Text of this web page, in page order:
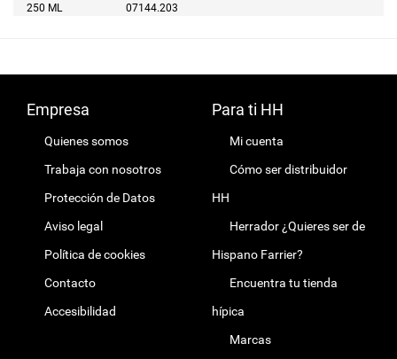
250 ML
07144.203
Empresa
Quienes somos
Trabaja con nosotros
Protección de Datos
Aviso legal
Política de cookies
Contacto
Accesibilidad
Para ti HH
Mi cuenta
Cómo ser distribuidor
HH
Herrador ¿Quieres ser de
Hispano Farrier?
Encuentra tu tienda
hípica
Marcas